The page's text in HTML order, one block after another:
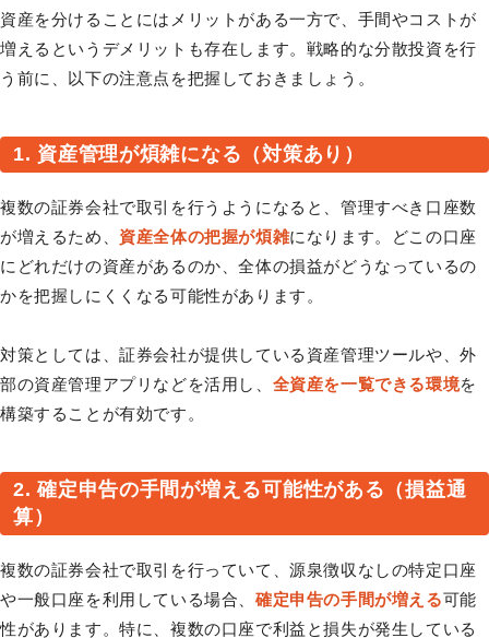
資産を分けることにはメリットがある一方で、手間やコストが
増えるというデメリットも存在します。戦略的な分散投資を行
う前に、以下の注意点を把握しておきましょう。
1. 資産管理が煩雑になる（対策あり）
複数の証券会社で取引を行うようになると、管理すべき口座数
が増えるため、 資産全体の把握が煩雑になります。どこの口座
にどれだけの資産があるのか、全体の損益がどうなっているの
かを把握しにくくなる可能性があります。
対策としては、証券会社が提供している資産管理ツールや、外
部の資産管理アプリなどを活用し、 全資産を一覧できる環境を
構築することが有効です。
2. 確定申告の手間が増える可能性がある（損益通
算）
複数の証券会社で取引を行っていて、源泉徴収なしの特定口座
や一般口座を利用している場合、確定申告の手間が増える可能
性があります。特に、複数の口座で利益と損失が発生している